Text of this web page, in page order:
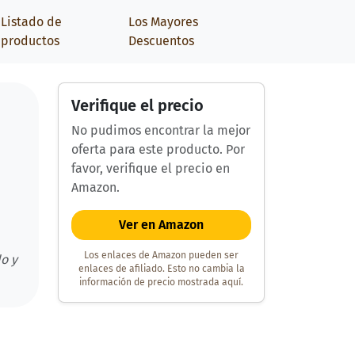
Listado de
productos
Los Mayores
Descuentos
y
Verifique el precio
No pudimos encontrar la mejor
oferta para este producto. Por
favor, verifique el precio en
Amazon.
Ver en Amazon
Los enlaces de Amazon pueden ser
enlaces de afiliado. Esto no cambia la
información de precio mostrada aquí.